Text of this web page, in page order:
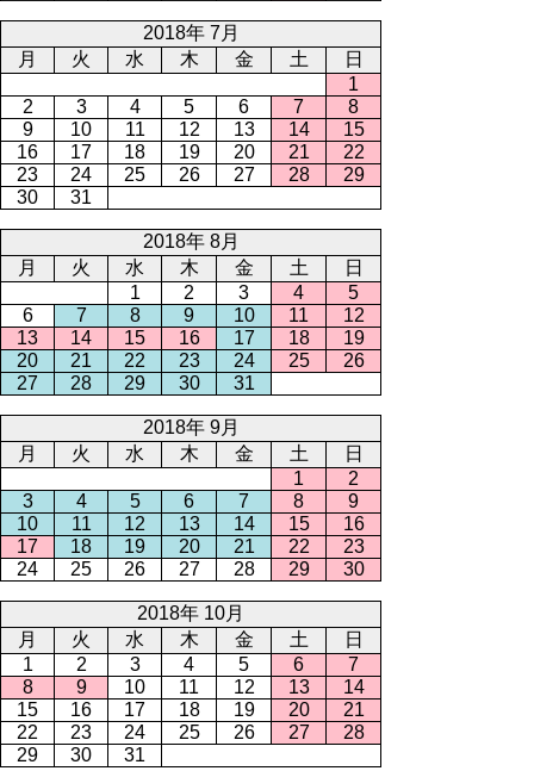
2018年 7月
月
火 水 木 金 土
日
1
2
3 4 5 6 7
8
9
10 11 12 13 14
15
16
17 18 19 20 21
22
23
24 25 26 27 28
29
30
31
2018年 8月
月
火 水 木 金 土
日
1
2 3 4
5
6
7 8 9 10 11
12
13
14 15 16 17 18
19
20
21 22 23 24 25
26
27
28 29 30 31
2018年 9月
月
火 水 木 金 土
日
1
2
3
4 5 6 7 8
9
10
11 12 13 14 15
16
17
18 19 20 21 22
23
24
25 26 27 28 29 30
2018年 10月
月
火 水 木 金 土
日
1
2 3 4 5 6
7
8
9 10 11 12 13
14
15
16 17 18 19 20
21
22
23 24 25 26 27
28
29
30 31